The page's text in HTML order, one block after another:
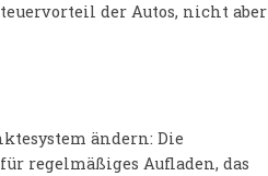
der Autos, nicht aber
ändern: Die
regelmäßiges Aufladen, das